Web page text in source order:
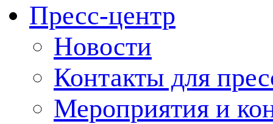
Пресс-центр
Новости
Контакты для
Мероприятия и